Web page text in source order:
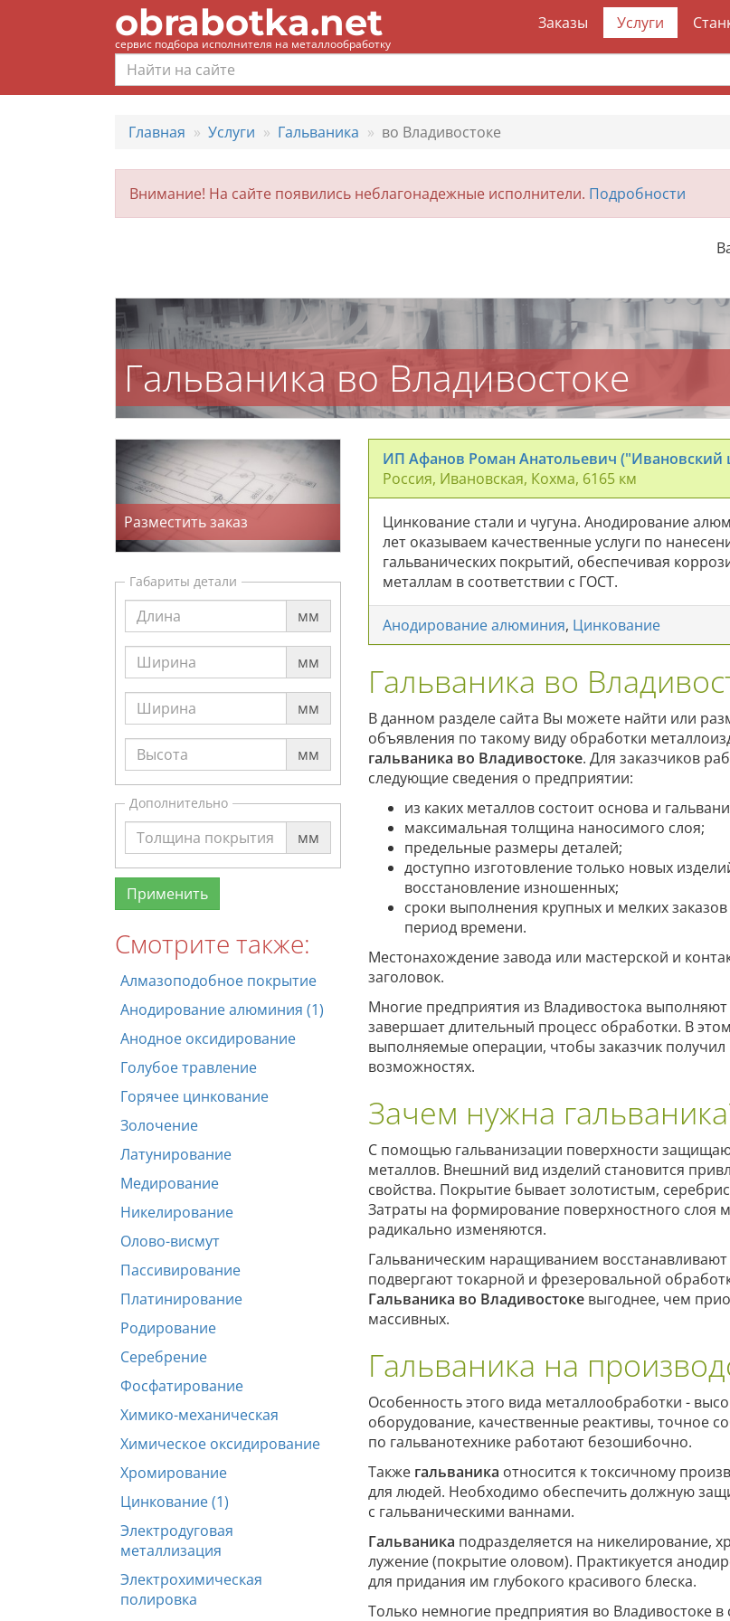
obrabotka.net
сервис подбора исполнителя на металлообработку
Заказы Услуги
Главная Услуги Гальваника во Владивостоке
Внимание! На сайте появились неблагонадежные исполнители. Подробности
Гальваника во Владивостоке
Разместить заказ
Габариты детали
мм
мм
мм
мм
Дополнительно
мм
Смотрите также:
Алмазоподобное покрытие
Анодирование алюминия (1)
Анодное оксидирование
Голубое травление
Горячее цинкование
Золочение
Латунирование
Медирование
Никелирование
Олово-висмут
Пассивирование
Платинирование
Родирование
Серебрение
Фосфатирование
Химико-механическая
Химическое оксидирование
Хромирование
Цинкование (1)
Электродуговая
металлизация
Электрохимическая
полировка
ИП Афанов Роман Анатольевич ("Ивановский
Россия, Ивановская, Кохма, 6165 км
Цинкование стали и чугуна. Анодирование
лет оказываем качественные услуги по
гальванических покрытий, обеспечивая
металлам в соответствии с ГОСТ.
Анодирование алюминия, Цинкование
Гальваника во
В данном разделе сайта Вы можете найти или
объявления по такому виду обработки
гальваника во Владивостоке. Для заказчиков
следующие сведения о предприятии:
из каких металлов состоит основа и
максимальная толщина наносимого слоя;
предельные размеры деталей;
доступно изготовление только новых
восстановление изношенных;
сроки выполнения крупных и мелких
период времени.
Местонахождение завода или мастерской и
заголовок.
Многие предприятия из Владивостока
завершает длительный процесс обработки. В
выполняемые операции, чтобы заказчик
возможностях.
Зачем нужна
С помощью гальванизации поверхности
металлов. Внешний вид изделий становится
свойства. Покрытие бывает золотистым,
Затраты на формирование поверхностного слоя
радикально изменяются.
Гальваническим наращиванием
подвергают токарной и фрезеровальной
Гальваника во Владивостоке выгоднее, чем
массивных.
Гальваника на
Особенность этого вида металлообработки -
оборудование, качественные реактивы, точное
по гальванотехнике работают безошибочно.
Также гальваника относится к токсичному
для людей. Необходимо обеспечить должную
с гальваническими ваннами.
Гальваника подразделяется на никелирование,
лужение (покрытие оловом). Практикуется
для придания им глубокого красивого блеска.
Только немногие предприятия во Владивостоке